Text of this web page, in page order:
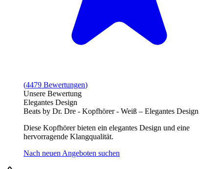
(4479 Bewertungen)
Unsere Bewertung
Elegantes Design
Beats by Dr. Dre - Kopfhörer - Weiß – Elegantes Design
Diese Kopfhörer bieten ein elegantes Design und eine
hervorragende Klangqualität.
Nach neuen Angeboten suchen